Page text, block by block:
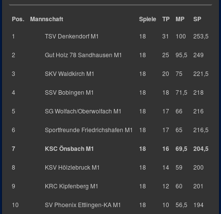
Pos. Mannschaft Spiele TP MP SP
1 TSV Denkendorf M1 18 31 100 253,5
2 Gut Holz 78 Sandhausen M1 18 25 95,5 249
3 SKV Waldkirch M1 18 20 75 221,5
4 SSV Bobingen M1 18 18 71,5 218
5 SG Wolfach/Oberwolfach M1 18 17 66 216
6 Sportfreunde Friedrichshafen M1 18 17 65 216,5
7 KSC Önsbach M1 18 16 69,5 204,5
8 KSV Hölzlebruck M1 18 14 59 200
9 KRC Kipfenberg M1 18 12 60 201
10 SV Phoenix Ettlingen-KA M1 18 10 56,5 194